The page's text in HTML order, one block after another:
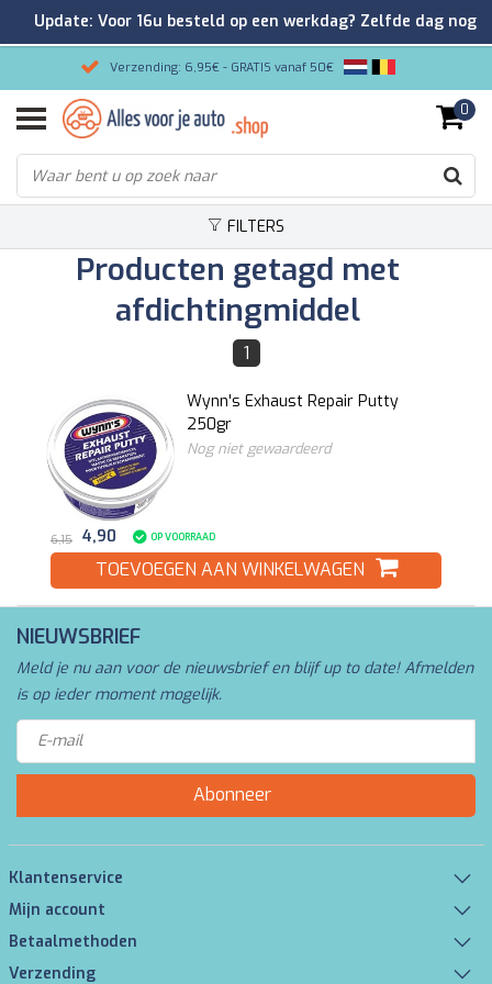
Verzending: 6,95€ - GRATIS vanaf 50€
Gemakkelijk bestellen/Veilig betalen
9.2/10 Klantenrating via Kiyoh!
0
FILTERS
Producten getagd met
afdichtingmiddel
1
Wynn's Exhaust Repair Putty
250gr
Nog niet gewaardeerd
6,15 4,90 OP VOORRAAD
TOEVOEGEN AAN WINKELWAGEN
NIEUWSBRIEF
Meld je nu aan voor de nieuwsbrief en blijf up to date! Afmelden
is op ieder moment mogelijk.
Abonneer
Klantenservice
Mijn account
Betaalmethoden
Verzending
Update: Voor 16u besteld op een werkdag? Zelfde dag nog
verzonden!